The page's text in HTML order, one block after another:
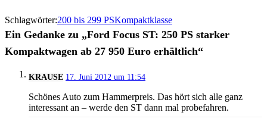
Schlagwörter:200 bis 299 PSKompaktklasse
Ein Gedanke zu „Ford Focus ST: 250 PS starker
Kompaktwagen ab 27 950 Euro erhältlich“
KRAUSE 17. Juni 2012 um 11:54
Schönes Auto zum Hammerpreis. Das hört sich alle ganz
interessant an – werde den ST dann mal probefahren.